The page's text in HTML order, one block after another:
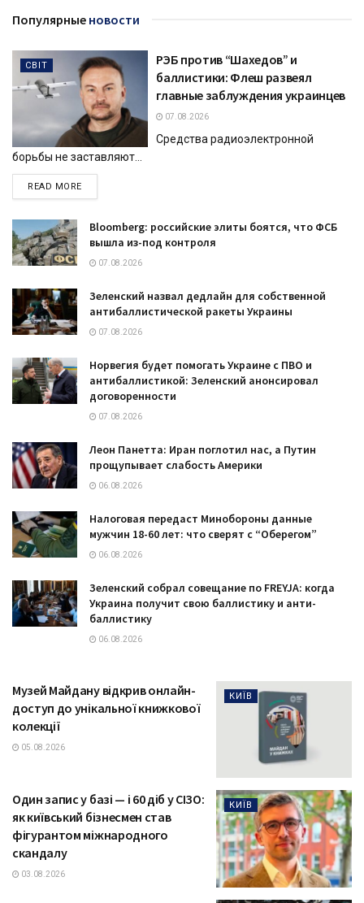
Популярные новости
СВІТ
РЭБ против “Шахедов” и
баллистики: Флеш развеял
главные заблуждения украинцев
07.08.2026
Средства радиоэлектронной
борьбы не заставляют...
READ MOREDETAILS
Bloomberg: российские элиты боятся, что ФСБ
вышла из-под контроля
07.08.2026
Зеленский назвал дедлайн для собственной
антибаллистической ракеты Украины
07.08.2026
Норвегия будет помогать Украине с ПВО и
антибаллистикой: Зеленский анонсировал
договоренности
07.08.2026
Леон Панетта: Иран поглотил нас, а Путин
прощупывает слабость Америки
06.08.2026
Налоговая передаст Минобороны данные
мужчин 18-60 лет: что сверят с “Оберегом”
06.08.2026
Зеленский собрал совещание по FREYJA: когда
Украина получит свою баллистику и анти-
баллистику
06.08.2026
КИЇВ
Музей Майдану відкрив онлайн-
доступ до унікальної книжкової
колекції
05.08.2026
КИЇВ
Один запис у базі — і 60 діб у СІЗО:
як київський бізнесмен став
фігурантом міжнародного
скандалу
03.08.2026